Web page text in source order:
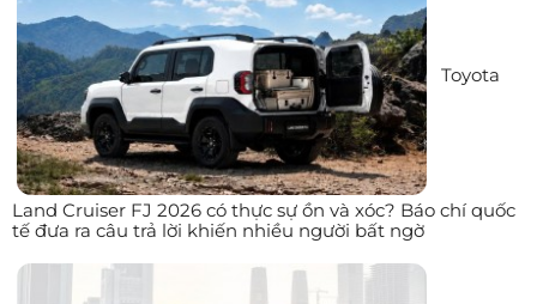
Toyota
Land Cruiser FJ 2026 có thực sự ồn và xóc? Báo chí quốc
tế đưa ra câu trả lời khiến nhiều người bất ngờ